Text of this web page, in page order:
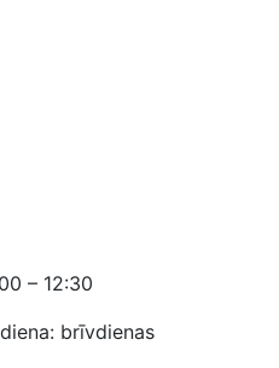
– 12:30
brīvdienas